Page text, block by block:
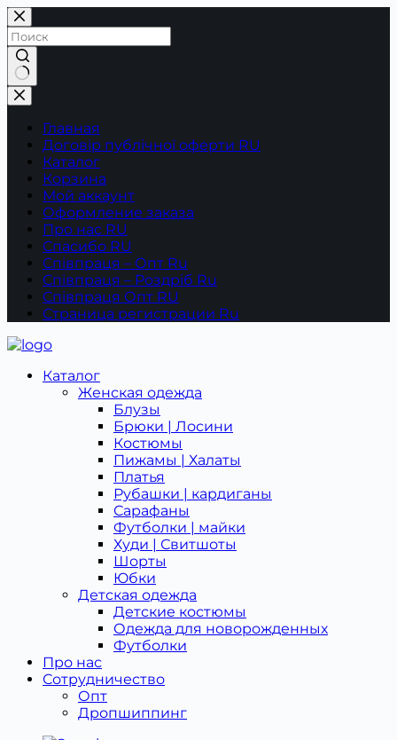
Перейти
к
сути
Ничего
не
найденоГлавная
Договір публічної оферти RU
Каталог
Корзина
Мой аккаунт
Оформление заказа
Про нас RU
Спасибо RU
Співпраця – Опт Ru
Співпраця – Роздріб Ru
Співпраця Опт RU
Страница регистрации Ru
Каталог
Женская одежда
Блузы
Брюки | Лосини
Костюмы
Пижамы | Халаты
Платья
Рубашки | кардиганы
Сарафаны
Футболки | майки
Худи | Свитшоты
Шорты
Юбки
Детская одежда
Детcкие костюмы
Одежда для новорожденных
Футболки
Про нас
Сотрудничество
Опт
Дропшиппинг